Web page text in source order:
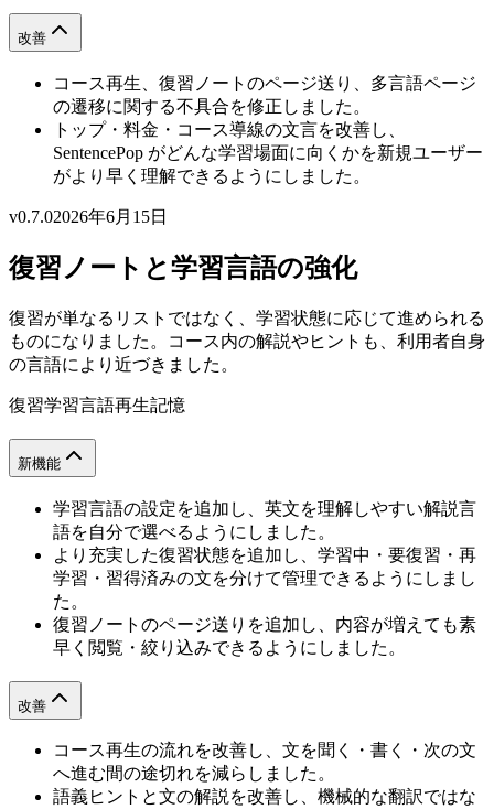
改善
コース再生、復習ノートのページ送り、多言語ページ
の遷移に関する不具合を修正しました。
トップ・料金・コース導線の文言を改善し、
SentencePop がどんな学習場面に向くかを新規ユーザー
がより早く理解できるようにしました。
v0.7.02026年6月15日
復習ノートと学習言語の強化
復習が単なるリストではなく、学習状態に応じて進められる
ものになりました。コース内の解説やヒントも、利用者自身
の言語により近づきました。
復習学習言語再生記憶
新機能
学習言語の設定を追加し、英文を理解しやすい解説言
語を自分で選べるようにしました。
より充実した復習状態を追加し、学習中・要復習・再
学習・習得済みの文を分けて管理できるようにしまし
た。
復習ノートのページ送りを追加し、内容が増えても素
早く閲覧・絞り込みできるようにしました。
改善
コース再生の流れを改善し、文を聞く・書く・次の文
へ進む間の途切れを減らしました。
語義ヒントと文の解説を改善し、機械的な翻訳ではな